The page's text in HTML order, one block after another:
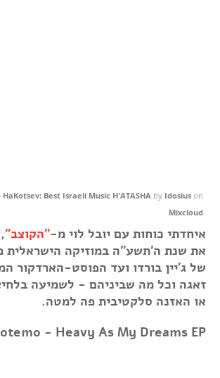
Best Israeli Music H'ATASHA by Idosius on
Mixcloud
איחדתי כוחות עם יובל לוי מ-"הקוצב"
את שנת ה'תשע"ה במוזיקה הישראלית
של ג'יין בורדו ועד הפוסט-הארדקור
זאגה וכל מה שביניהם - לשמיעה
או האזנה סלקטיבית פה למטה.
- Heavy As My Dreams EP